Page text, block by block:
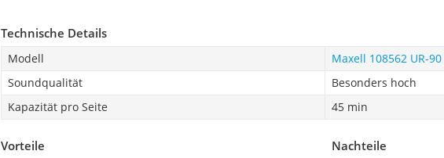
Technische Details
Modell
Maxell 108562 UR-90
Soundqualität
Besonders hoch
Kapazität pro Seite
45 min
Vorteile Nachteile